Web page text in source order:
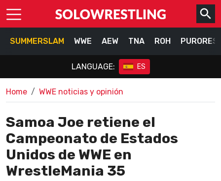
SUMMERSLAM WWE AEW TNA ROH
LANGUAGE: ES
Home WWE noticias y opinión
Samoa Joe retiene el
Campeonato de Estados
Unidos de WWE en
WrestleMania 35